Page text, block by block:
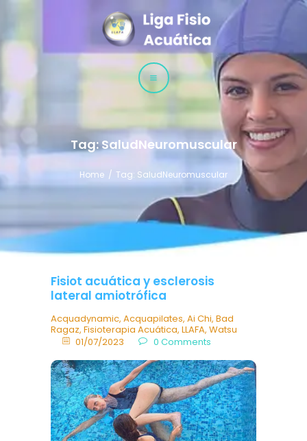
Tag: SaludNeuromuscular
Home Tag: SaludNeuromuscular
LLAFA
Liga Latinoamericana de Fisioterapia Acuática
CURSOS
TÉCNICAS
Fisiot acuática y esclerosis
lateral amiotrófica
Acquadynamic, Acquapilates, Ai Chi, Bad
Ragaz, Fisioterapia Acuática, LLAFA, Watsu
01/07/2023
0 Comments